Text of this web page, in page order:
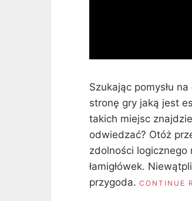
Szukając pomysłu
stronę gry jaką jest
takich miejsc
odwiedzać? Otóż
zdolności
łamigłówek.
przygoda. CONTINUE